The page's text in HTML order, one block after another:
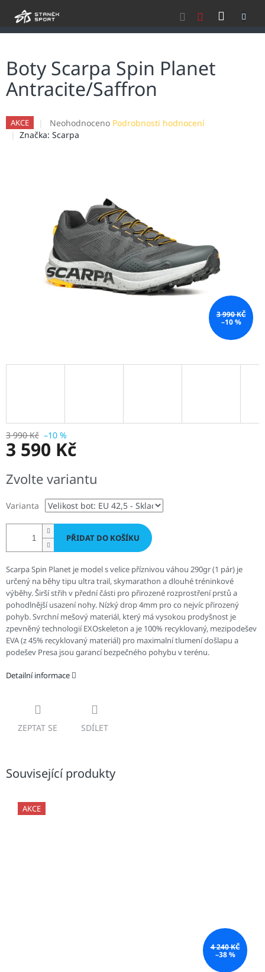
Boty Scarpa Spin Planet
Antracite/Saffron
AKCE
Průměrné
hodnocení
Neohodnoceno Podrobnosti hodnocení
Značka: Scarpa
3 990 KČ
–10 %
3 990 Kč –10 %
3 590 Kč
cena:
Zvolte variantu
Varianta
PŘIDAT DO KOŠÍKU
Scarpa Spin Planet je model s velice příznivou váhou 290gr (1 pár) je
určený na běhy tipu ultra trail, skymarathon a dlouhé tréninkové
výběhy. Širší střih v přední části pro přirozené rozprostření prstů a
pohodlnější usazení nohy. Nízký drop 4mm pro co nejvíc přirozený
pohyb. Svrchní mešový materiál, který má vysokou prodyšnost je
zpevněný technologií EXOskeleton a je 100% recyklovaný, mezipodešev
EVA (z 45% recyklovaný materiál) pro maximalní tlumení došlapu a
podešev Presa jsou garancí bezpečného pohybu v terénu.
Detailní informace
ZEPTAT SE SDÍLET
Související produkty
AKCE
4 240 KČ
–38 %